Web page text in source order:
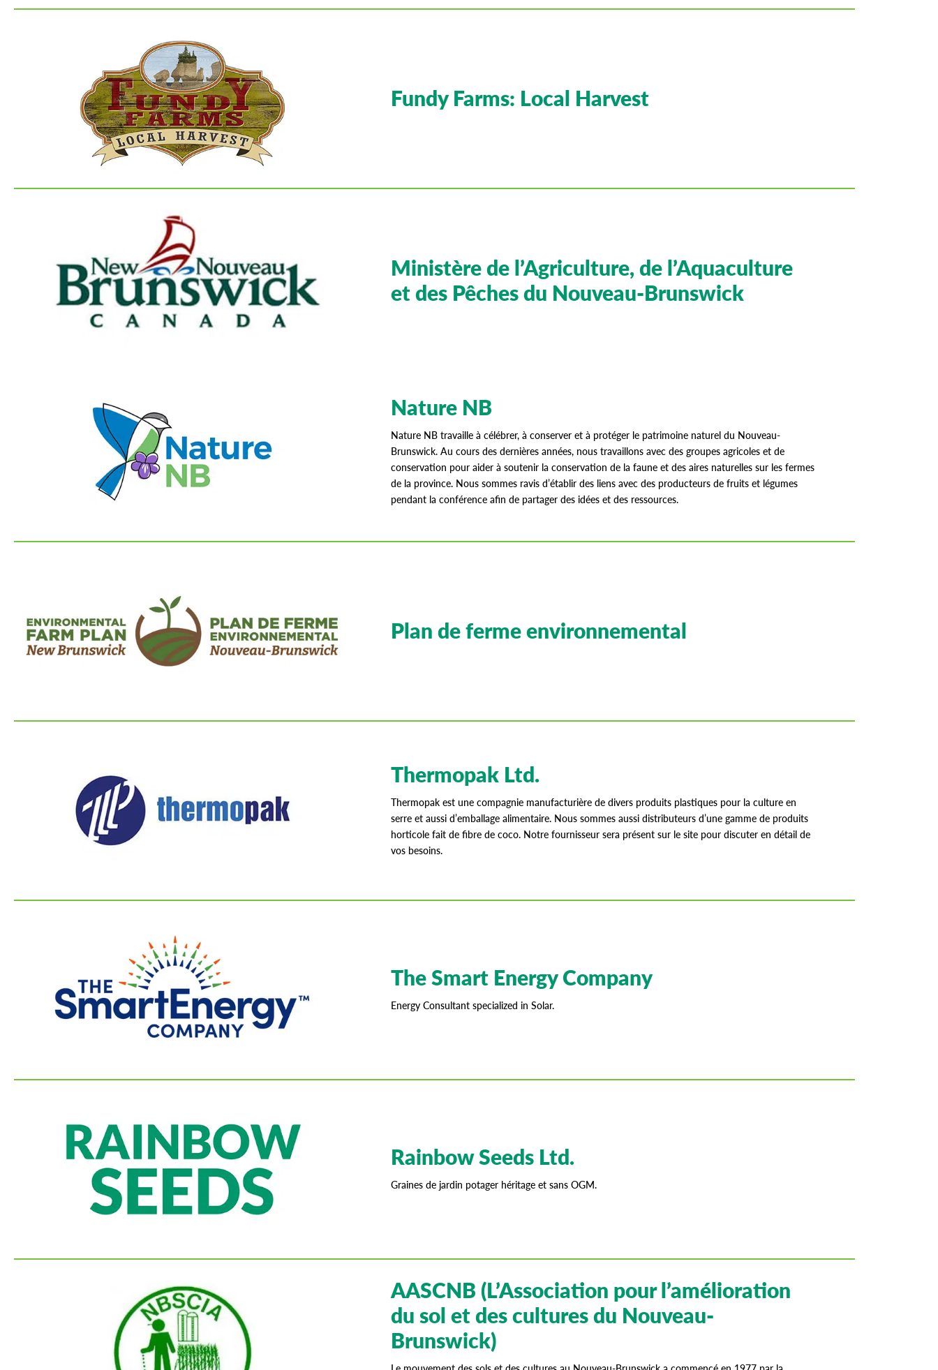
Fundy Farms: Local Harvest
Ministère de l’Agriculture, de l’Aquaculture
et des Pêches du Nouveau-Brunswick
Nature NB
Nature NB travaille à célébrer, à conserver et à protéger le patrimoine naturel du Nouveau-
Brunswick. Au cours des dernières années, nous travaillons avec des groupes agricoles et de
conservation pour aider à soutenir la conservation de la faune et des aires naturelles sur les fermes
de la province. Nous sommes ravis d’établir des liens avec des producteurs de fruits et légumes
pendant la conférence afin de partager des idées et des ressources.
Plan de ferme environnemental
Thermopak Ltd.
Thermopak est une compagnie manufacturière de divers produits plastiques pour la culture en
serre et aussi d’emballage alimentaire. Nous sommes aussi distributeurs d’une gamme de produits
horticole fait de fibre de coco. Notre fournisseur sera présent sur le site pour discuter en détail de
vos besoins.
The Smart Energy Company
Energy Consultant specialized in Solar.
Rainbow Seeds Ltd.
Graines de jardin potager héritage et sans OGM.
AASCNB (L’Association pour l’amélioration
du sol et des cultures du Nouveau-
Brunswick)